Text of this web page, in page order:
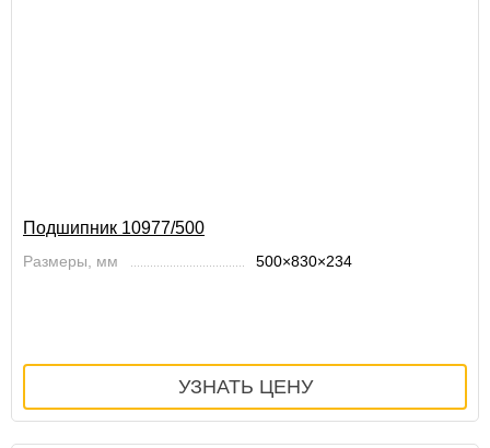
Подшипник 10977/500
Размеры, мм 500×830×234